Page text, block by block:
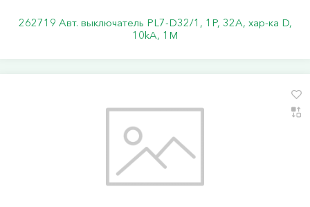
262719 Авт. выключатель PL7-D32/1, 1P, 32A, хар-ка D,
10kA, 1M